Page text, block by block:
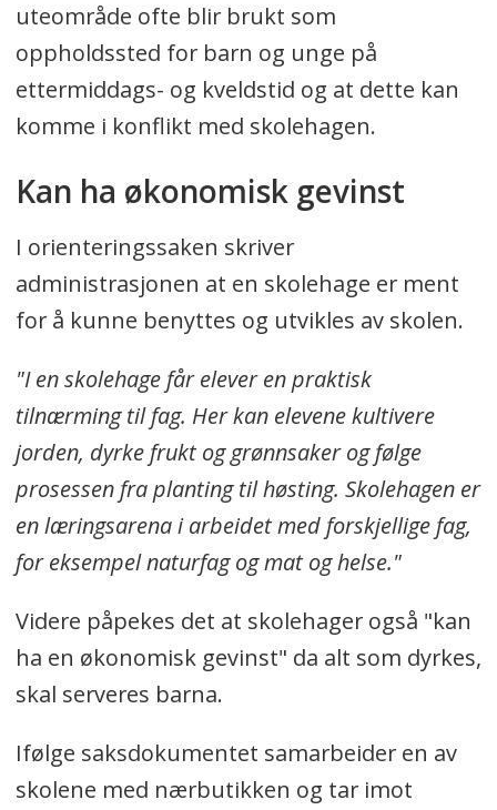
uteområde ofte blir brukt som
oppholdssted for barn og unge på
ettermiddags- og kveldstid og at dette kan
komme i konflikt med skolehagen.
Kan ha økonomisk gevinst
I orienteringssaken skriver
administrasjonen at en skolehage er ment
for å kunne benyttes og utvikles av skolen.
"I en skolehage får elever en praktisk
tilnærming til fag. Her kan elevene kultivere
jorden, dyrke frukt og grønnsaker og følge
prosessen fra planting til høsting. Skolehagen er
en læringsarena i arbeidet med forskjellige fag,
for eksempel naturfag og mat og helse."
Videre påpekes det at skolehager også "kan
ha en økonomisk gevinst" da alt som dyrkes,
skal serveres barna.
Ifølge saksdokumentet samarbeider en av
skolene med nærbutikken og tar imot